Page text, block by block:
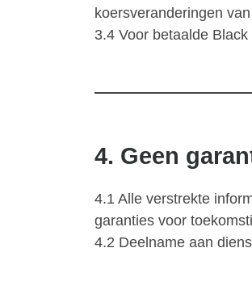
koersveranderingen
3.4 Voor betaalde
4. Geen
4.1 Alle verstrekte
garanties voor
4.2 Deelname aan